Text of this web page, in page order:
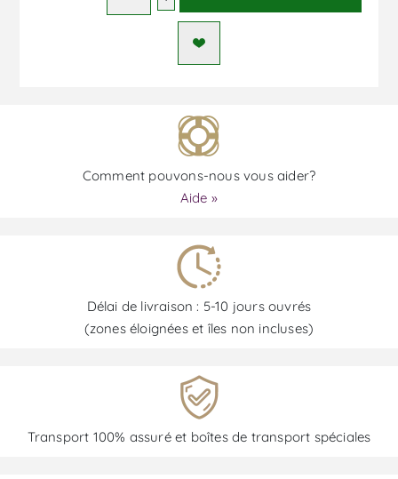
Comment pouvons-nous vous aider?
Aide »
Délai de livraison : 5-10 jours ouvrés
(zones éloignées et îles non incluses)
Transport 100% assuré et boîtes de transport spéciales